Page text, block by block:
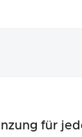
für